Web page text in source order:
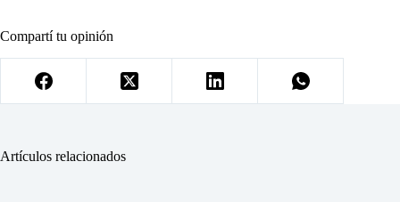
Compartí tu opinión
Artículos relacionados